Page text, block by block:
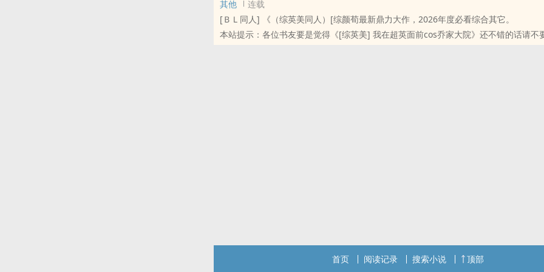
其他
连载
[ＢＬ同人] 《（综英美同人）[综颜荀最新鼎力大作，2026年度必看综合其它。
本站提示：各位书友要是觉得《[综英美] 我在超英面前cos乔家大院》还不错的话请不
首页 阅读记录 搜索小说 顶部